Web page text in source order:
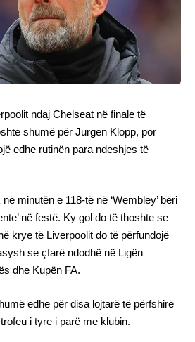
ndaj Chelseat në finale të
shumë për Jurgen Klopp, por
edhe rutinën para ndeshjes të
minutën e 118-të në ‘Wembley’ bëri
në festë. Ky gol do të thoshte se
krye të Liverpoolit do të përfundojë
se çfarë ndodhë në Ligën
dhe Kupën FA.
edhe për disa lojtarë të përfshirë
i tyre i parë me klubin.